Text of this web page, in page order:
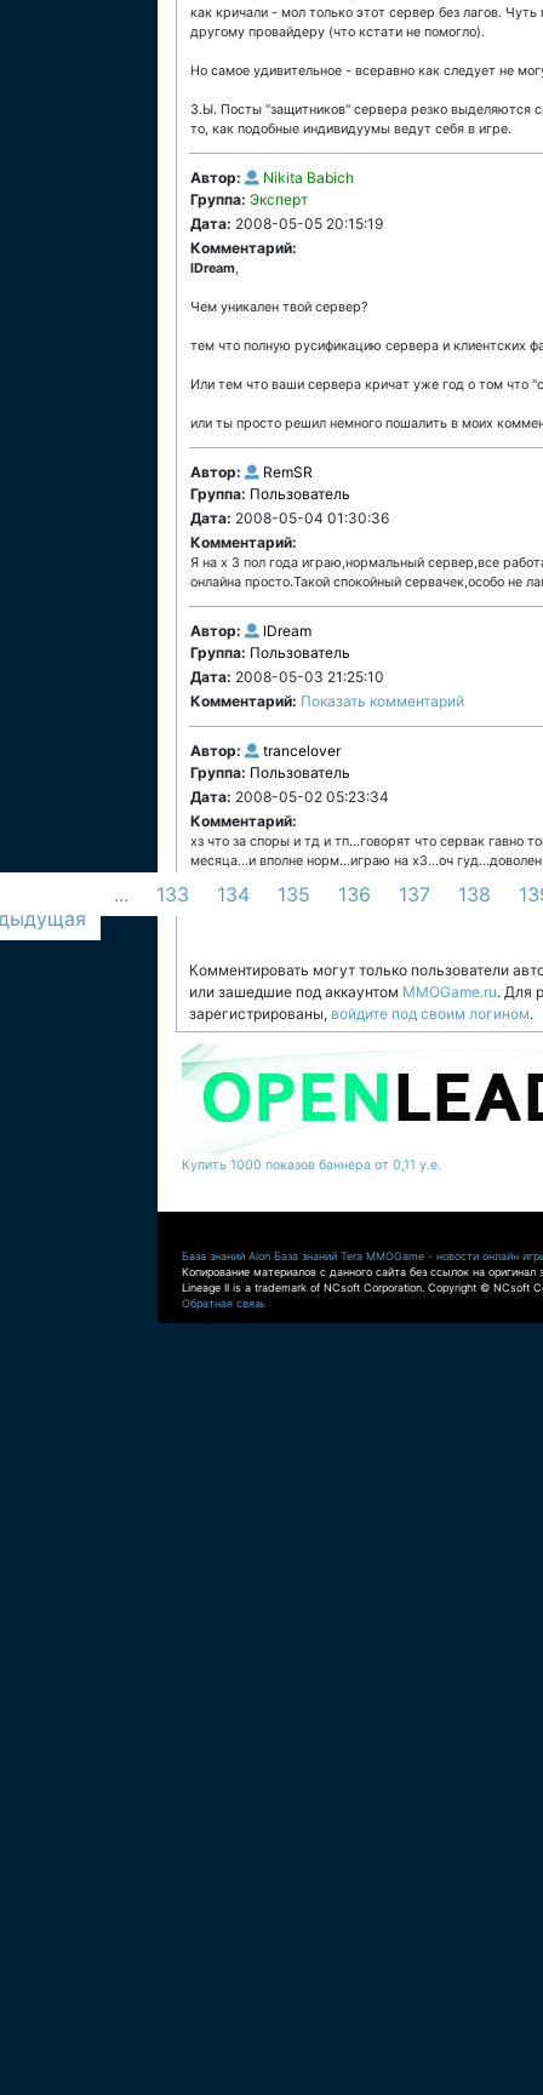
как кричали - мол только этот сервер без лагов.
другому провайдеру (что кстати не помогло).
Но самое удивительное - всеравно как следует не
З.Ы. Посты "защитников" сервера резко выделяются
то, как подобные индивидуумы ведут себя в игре.
Автор:
Nikita Babich
Группа: Эксперт
Дата: 2008-05-05 20:15:19
Комментарий:
lDream,
Чем уникален твой сервер?
тем что полную русификацию сервера и клиентских
Или тем что ваши сервера кричат уже год о том что
или ты просто решил немного пошалить в моих
Автор:
RemSR
Группа: Пользователь
Дата: 2008-05-04 01:30:36
Комментарий:
Я на х 3 пол года играю,нормальный сервер,все
онлайна просто.Такой спокойный сервачек,особо не
Автор:
lDream
Группа: Пользователь
Дата: 2008-05-03 21:25:10
Комментарий: Показать комментарий
Автор:
trancelover
Группа: Пользователь
Дата: 2008-05-02 05:23:34
Комментарий:
хз что за споры и тд и тп...говорят что сервак гавно
месяца...и вполне норм...играю на х3...оч
... 133 134 135 136 137 138
Комментировать могут только пользователи
или зашедшие под аккаунтом MMOGame.ru. Для
зарегистрированы, войдите под своим логином.
Купить 1000 показов баннера от 0,11 у.е.
База знаний Aion База знаний Tera MMOGame - новости онлайн
Копирование материалов с данного сайта без ссылок на оригинал
Lineage II is a trademark of NCsoft Corporation. Copyright © NCsoft
Обратная связь